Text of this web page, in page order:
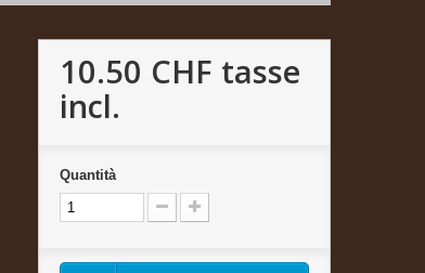
10.50 CHF tasse
incl.
Quantità